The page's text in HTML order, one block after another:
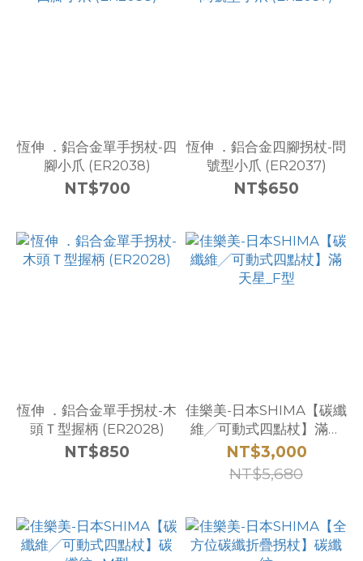
恆伸 ．鋁合金單手拐杖-四
腳小爪 (ER2038)
NT$700
恆伸 ．鋁合金四腳拐杖-問
號型小爪 (ER2037)
NT$650
恆伸 ．鋁合金單手拐杖-木
頭Ｔ型握柄 (ER2028)
NT$850
佳樂美-日本SHIMA【碳纖
維╱可動式四點杖】滿天
星_F型
NT$3,000
NT$5,680